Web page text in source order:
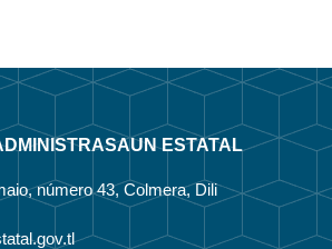
ESTATAL
número 43, Colmera, Dili